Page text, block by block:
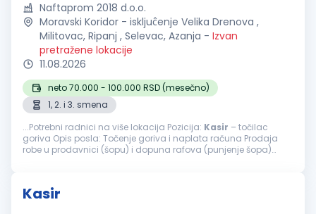
Naftaprom 2018 d.o.o.
Moravski Koridor - iskljuĉenje Velika Drenova ,
Militovac, Ripanj , Selevac, Azanja - Izvan
pretražene lokacije
11.08.2026
neto 70.000 - 100.000 RSD (mesečno)
1, 2. i 3. smena
...Potrebni radnici na više lokacija Pozicija: Kasir – točilac
goriva Opis posla: Točenje goriva i naplata računa Prodaja
robe u prodavnici (šopu) i dopuna rafova (punjenje šopa)
Kasir